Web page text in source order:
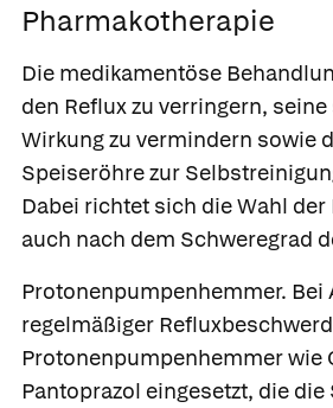
Pharmakotherapie
Die medikamentöse
den Reflux zu verringern,
Wirkung zu vermindern sowie
Speiseröhre zur
Dabei richtet sich die Wahl
auch nach dem Schweregrad
Protonenpumpenhemmer. Bei
regelmäßiger
Protonenpumpenhemmer wie
Pantoprazol eingesetzt, die